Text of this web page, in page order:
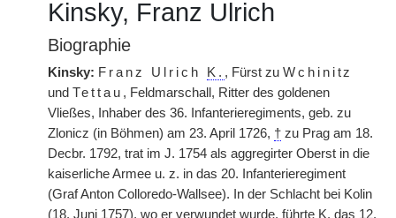
Kinsky, Franz Ulrich
Biographie
Kinsky: Franz Ulrich K. , Fürst zu Wchinitz
und Tettau , Feldmarschall, Ritter des goldenen
Vließes, Inhaber des 36. Infanterieregiments, geb. zu
Zlonicz (in Böhmen) am 23. April 1726, † zu Prag am 18.
Decbr. 1792, trat im J. 1754 als aggregirter Oberst in die
kaiserliche Armee u. z. in das 20. Infanterieregiment
(Graf Anton Colloredo-Wallsee). In der Schlacht bei Kolin
(18. Juni 1757), wo er verwundet wurde, führte K. das 12.